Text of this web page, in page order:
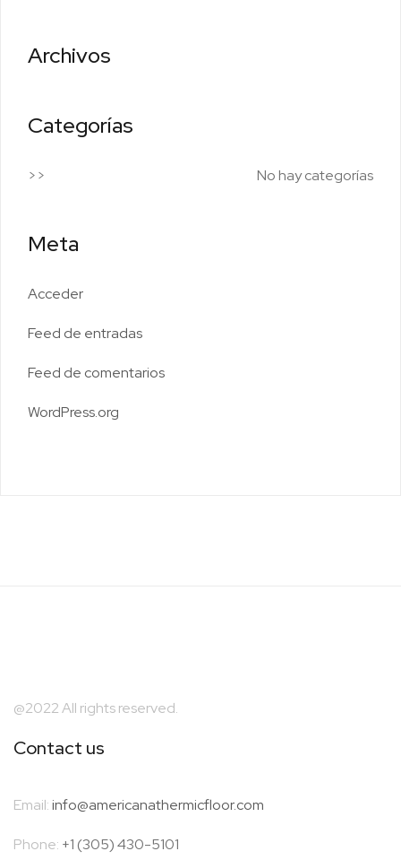
Archivos
Categorías
No hay categorías
Meta
Acceder
Feed de entradas
Feed de comentarios
WordPress.org
@2022 All rights reserved.
Contact us
Email:info@americanathermicfloor.com
Phone: +1 (305) 430-5101